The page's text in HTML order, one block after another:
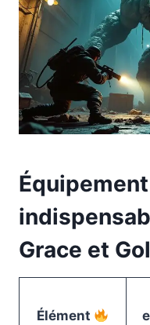
Grace et
Élément